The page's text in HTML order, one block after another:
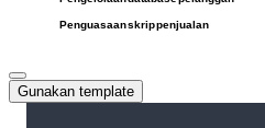
Gunakan template